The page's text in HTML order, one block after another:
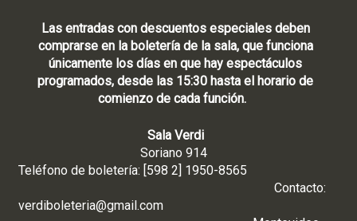
Las entradas con descuentos especiales deben
comprarse en la boletería de la sala, que funciona
únicamente los días en que hay espectáculos
programados, desde las 15:30 hasta el horario de
comienzo de cada función.
Sala Verdi
Soriano 914
Teléfono de boletería: [598 2] 1950-8565
Contacto:
verdiboleteria@gmail.com